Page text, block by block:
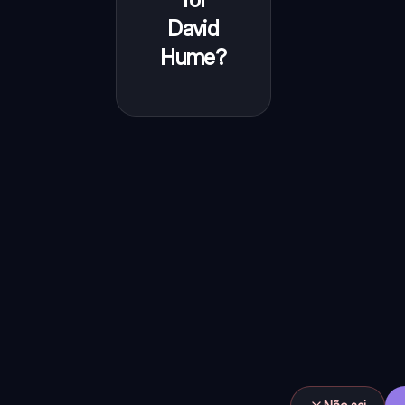
David
Hume?
representantes
do Empirismo
e do Ceticismo
considerado